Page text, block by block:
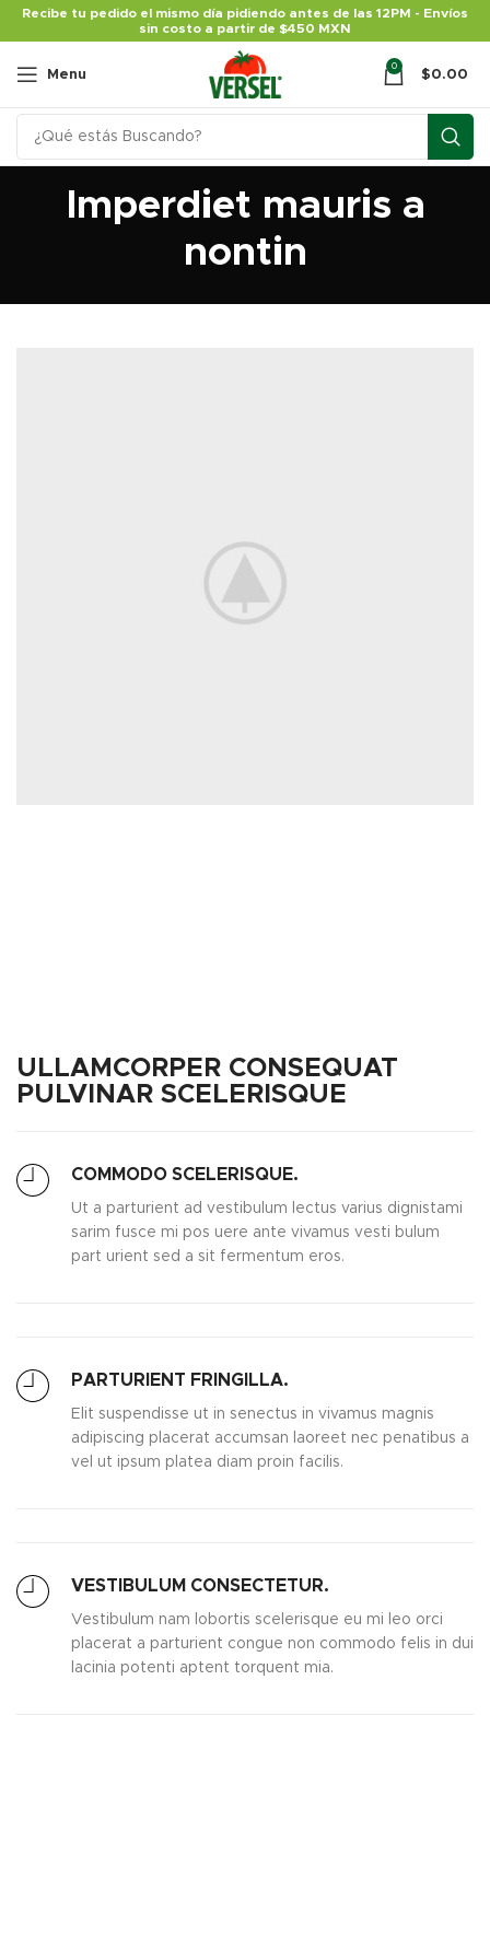
Recibe tu pedido el mismo día pidiendo antes de las 12PM - Envíos
sin costo a partir de $450 MXN
Menu
0
$0.00
Imperdiet mauris a
nontin
ULLAMCORPER CONSEQUAT
PULVINAR SCELERISQUE
COMMODO SCELERISQUE.
Ut a parturient ad vestibulum lectus varius dignistami
sarim fusce mi pos uere ante vivamus vesti bulum
part urient sed a sit fermentum eros.
PARTURIENT FRINGILLA.
Elit suspendisse ut in senectus in vivamus magnis
adipiscing placerat accumsan laoreet nec penatibus a
vel ut ipsum platea diam proin facilis.
VESTIBULUM CONSECTETUR.
Vestibulum nam lobortis scelerisque eu mi leo orci
placerat a parturient congue non commodo felis in dui
lacinia potenti aptent torquent mia.